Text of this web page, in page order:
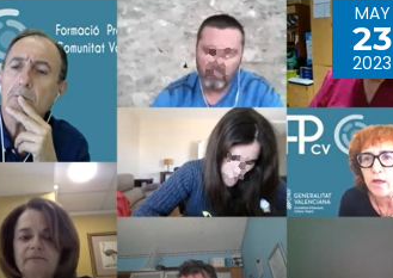
MAY
23
2023